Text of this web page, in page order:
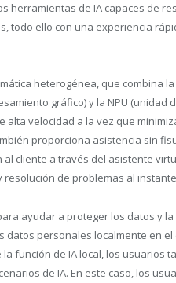
herramientas de IA capaces de
todo ello con una experiencia
heterogénea, que combina
gráfico) y la NPU (unidad
velocidad a la vez que
proporciona asistencia sin
cliente a través del asistente
de problemas al
ayudar a proteger los datos y
personales localmente en el
función de IA local, los usuarios
de IA. En este caso, los